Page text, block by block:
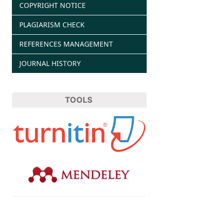
COPYRIGHT NOTICE
PLAGIARISM CHECK
REFERENCES MANAGEMENT
JOURNAL HISTORY
TOOLS